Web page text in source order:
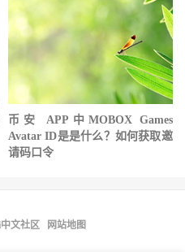
币安 APP中MOBOX Games
Avatar ID是是什么？如何获取邀
请码口令
文社区 网站地图